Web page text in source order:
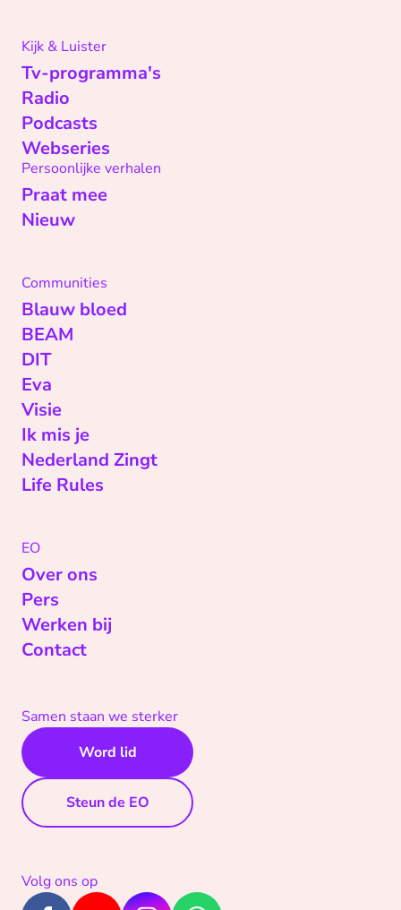
Kijk & Luister
Tv-programma's
Radio
Podcasts
Webseries
Persoonlijke verhalen
Praat mee
Nieuw
Communities
Blauw bloed
BEAM
DIT
Eva
Visie
Ik mis je
Nederland Zingt
Life Rules
EO
Over ons
Pers
Werken bij
Contact
Samen staan we sterker
Word lid
Steun de EO
Volg ons op